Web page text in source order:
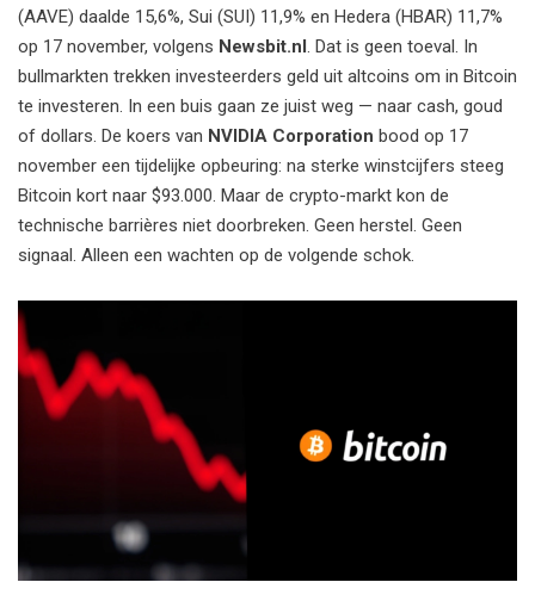
(AAVE) daalde 15,6%, Sui (SUI) 11,9% en Hedera (HBAR) 11,7%
op 17 november, volgens Newsbit.nl. Dat is geen toeval. In
bullmarkten trekken investeerders geld uit altcoins om in Bitcoin
te investeren. In een buis gaan ze juist weg — naar cash, goud
of dollars. De koers van NVIDIA Corporation bood op 17
november een tijdelijke opbeuring: na sterke winstcijfers steeg
Bitcoin kort naar $93.000. Maar de crypto-markt kon de
technische barrières niet doorbreken. Geen herstel. Geen
signaal. Alleen een wachten op de volgende schok.